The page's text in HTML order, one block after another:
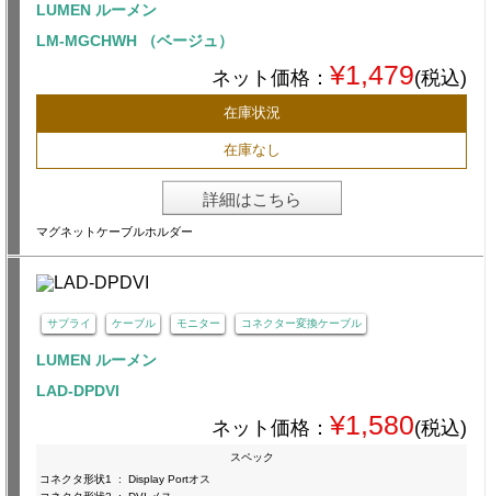
LUMEN ルーメン
LM-MGCHWH （ベージュ）
ネット価格： ¥1,479(税込)
在庫状況
在庫なし
詳細はこちら
マグネットケーブルホルダー
サプライ ケーブル モニター コネクター変換ケーブル
LUMEN ルーメン
LAD-DPDVI
ネット価格： ¥1,580(税込)
スペック
コネクタ形状1
:
Display Portオス